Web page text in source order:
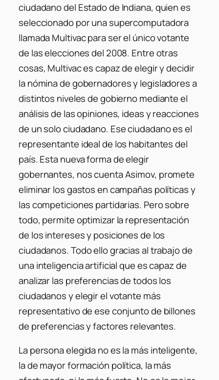
ciudadano del Estado de Indiana, quien es
seleccionado por una supercomputadora
llamada Multivac para ser el único votante
de las elecciones del 2008. Entre otras
cosas, Multivac es capaz de elegir y decidir
la nómina de gobernadores y legisladores a
distintos niveles de gobierno mediante el
análisis de las opiniones, ideas y reacciones
de un solo ciudadano. Ese ciudadano es el
representante ideal de los habitantes del
país. Esta nueva forma de elegir
gobernantes, nos cuenta Asimov, promete
eliminar los gastos en campañas políticas y
las competiciones partidarias. Pero sobre
todo, permite optimizar la representación
de los intereses y posiciones de los
ciudadanos. Todo ello gracias al trabajo de
una inteligencia artificial que es capaz de
analizar las preferencias de todos los
ciudadanos y elegir el votante más
representativo de ese conjunto de billones
de preferencias y factores relevantes.
La persona elegida no es la más inteligente,
la de mayor formación política, la más